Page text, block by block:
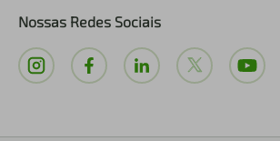
Nossas Redes Sociais